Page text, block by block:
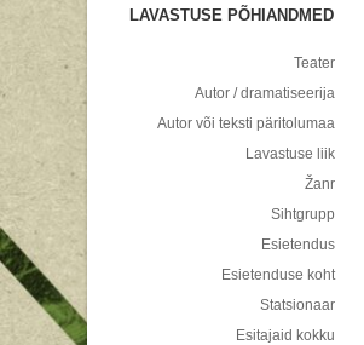
LAVASTUSE PÕHIANDMED
Teater
Autor / dramatiseerija
Autor või teksti päritolumaa
Lavastuse liik
Žanr
Sihtgrupp
Esietendus
Esietenduse koht
Statsionaar
Esitajaid kokku